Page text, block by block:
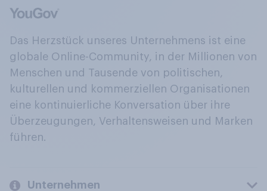
Das Herzstück unseres Unternehmens ist eine
globale Online-Community, in der Millionen von
Menschen und Tausende von politischen,
kulturellen und kommerziellen Organisationen
eine kontinuierliche Konversation über ihre
Überzeugungen, Verhaltensweisen und Marken
führen.
Unternehmen